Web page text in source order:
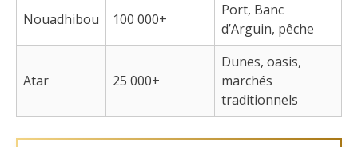
Nouadhibou 100 000+
Port, Banc
d’Arguin, pêche
Atar 25 000+
Dunes, oasis,
marchés
traditionnels